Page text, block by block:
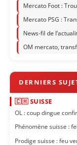
Mercato Foot :
Mercato PSG :
News-fil de
OM mercato,
🇨🇭 SUISSE
OL : coup dingue
Phénomène suisse :
Prodige suisse : feu